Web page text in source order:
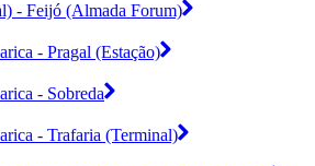
- Feijó (Almada Forum)
- Pragal (Estação)
- Sobreda
- Trafaria (Terminal)